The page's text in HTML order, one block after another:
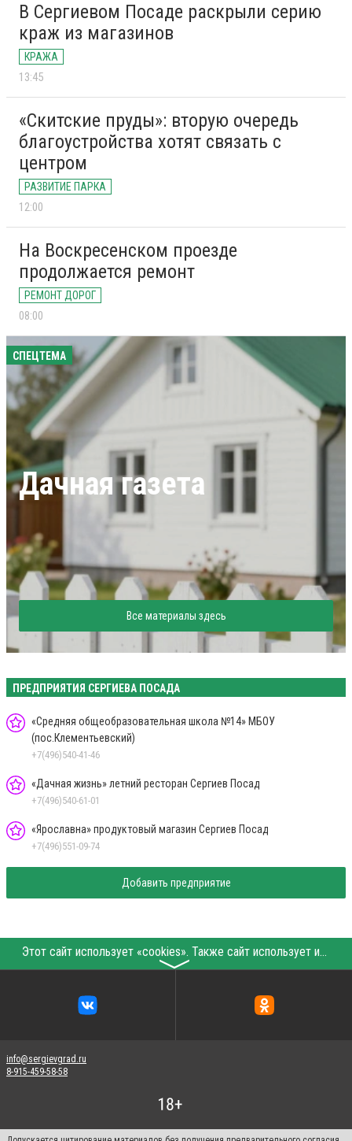
В Сергиевом Посаде раскрыли серию
краж из магазинов
КРАЖА
13:45
«Скитские пруды»: вторую очередь
благоустройства хотят связать с
центром
РАЗВИТИЕ ПАРКА
12:00
На Воскресенском проезде
продолжается ремонт
РЕМОНТ ДОРОГ
08:00
СПЕЦТЕМА
Дачная газета
Все материалы здесь
ПРЕДПРИЯТИЯ СЕРГИЕВА ПОСАДА
«Средняя общеобразовательная школа №14» МБОУ
(пос.Клементьевский)
+7(496)540-41-46
«Дачная жизнь» летний ресторан Сергиев Посад
+7(496)540-61-01
«Ярославна» продуктовый магазин Сергиев Посад
+7(496)551-09-74
Добавить предприятие
Этот сайт использует «cookies». Также сайт использует интернет-сервис для сбора технических данных касательно посетителей с целью получения маркетинговой и статистической информации. Условия обработки данных посетителей сайта см.
〉
info@sergievgrad.ru
8-915-459-58-58